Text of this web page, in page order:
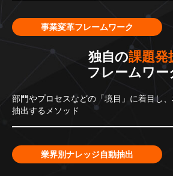
事業変革フレームワーク
独自の課題発
フレームワー
部門やプロセスなどの「境目」に着目し
抽出するメソッド
業界別ナレッジ自動抽出